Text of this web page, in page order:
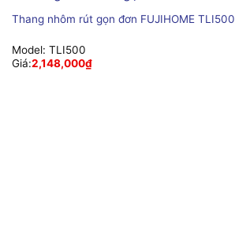
Thang nhôm rút gọn đơn FUJIHOME TLI500
Model: TLI500
Giá:2,148,000₫